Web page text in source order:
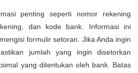
penting seperti nomor rekening
dan kode bank. Informasi ini
formulir setoran. Jika Anda ingin
jumlah yang ingin disetorkan
yang ditentukan oleh bank. Batas